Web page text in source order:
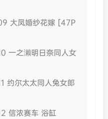
大凤婚纱花嫁 [47P
一之濑明日奈同人女
约尔太太同人兔女郎
信浓赛车 浴缸